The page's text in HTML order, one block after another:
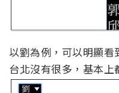
以劉為例，可以明顯看
台北沒有很多，基本上